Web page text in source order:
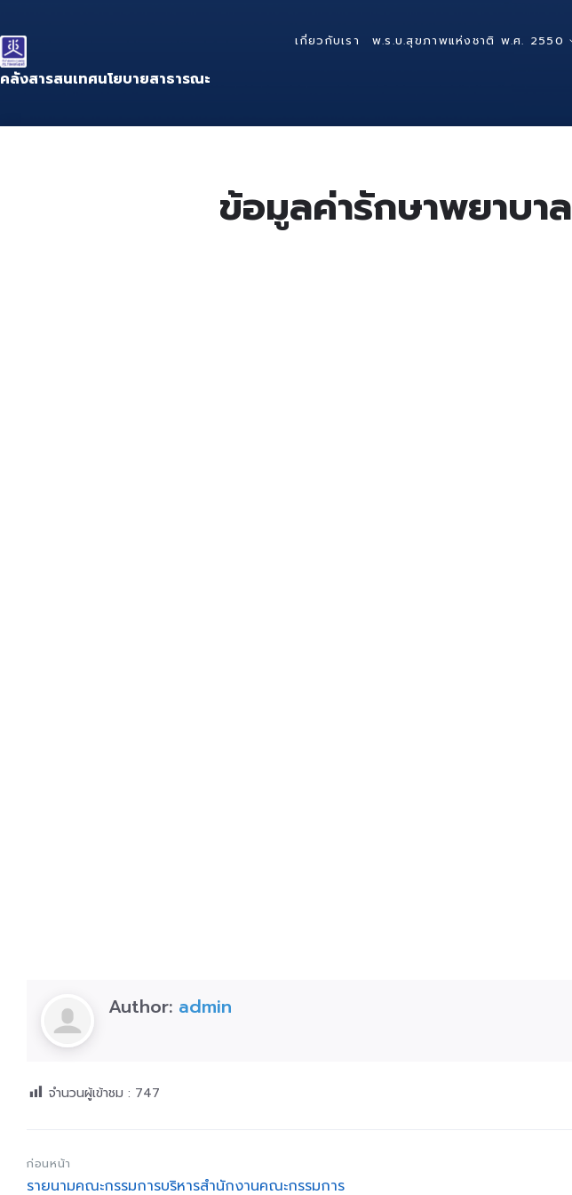
to
content
to
main
navigation
to
footer
คลังสารสนเทศนโยบายสาธารณะ
เกี่ยวกับเรา พ.ร.บ.สุขภาพแห่งชาติ พ.ศ. 2550
ข้อมูลค่ารักษาพยาบาล
Author: admin
จำนวนผู้เข้าชม : 747
ก่อนหน้า
รายนามคณะกรรมการบริหารสำนักงานคณะกรรมการ